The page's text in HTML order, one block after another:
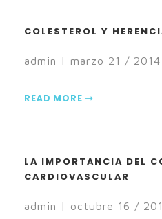
COLESTEROL Y
admin | marzo 21 / 2014
READ MORE
LA IMPORTANCIA DEL
CARDIOVASCULAR
admin | octubre 16 /